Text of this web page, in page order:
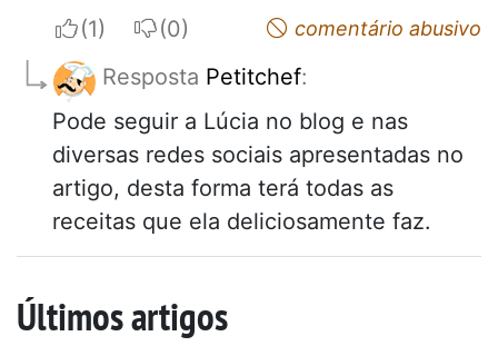
I apreciateI do not appreciatecomentário abusivo
Resposta Petitchef:
Pode seguir a Lúcia no blog e nas
diversas redes sociais apresentadas no
artigo, desta forma terá todas as
receitas que ela deliciosamente faz.
Últimos artigos